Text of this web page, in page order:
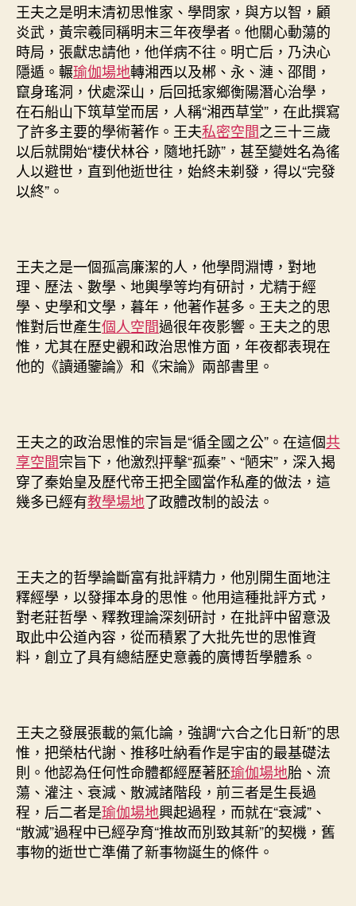
王夫之是明末清初思惟家、學問家，與方以智，顧
炎武，黃宗羲同稱明末三年夜學者。他關心動蕩的
時局，張獻忠請他，他佯病不往。明亡后，乃決心
隱遁。輾瑜伽場地轉湘西以及郴、永、漣、邵間，
竄身瑤洞，伏處深山，后回抵家鄉衡陽潛心治學，
在石船山下筑草堂而居，人稱“湘西草堂”，在此撰寫
了許多主要的學術著作。王夫私密空間之三十三歲
以后就開始“棲伏林谷，隨地托跡”，甚至變姓名為徭
人以避世，直到他逝世往，始終未剃發，得以“完發
以終”。
王夫之是一個孤高廉潔的人，他學問淵博，對地
理、歷法、數學、地輿學等均有研討，尤精于經
學、史學和文學，暮年，他著作甚多。王夫之的思
惟對后世產生個人空間過很年夜影響。王夫之的思
惟，尤其在歷史觀和政治思惟方面，年夜都表現在
他的《讀通鑒論》和《宋論》兩部書里。
王夫之的政治思惟的宗旨是“循全國之公”。在這個共
享空間宗旨下，他激烈抨擊“孤秦”、“陋宋”，深入揭
穿了秦始皇及歷代帝王把全國當作私產的做法，這
幾多已經有教學場地了政體改制的設法。
王夫之的哲學論斷富有批評精力，他別開生面地注
釋經學，以發揮本身的思惟。他用這種批評方式，
對老莊哲學、釋教理論深刻研討，在批評中留意汲
取此中公道內容，從而積累了大批先世的思惟資
料，創立了具有總結歷史意義的廣博哲學體系。
王夫之發展張載的氣化論，強調“六合之化日新”的思
惟，把榮枯代謝、推移吐納看作是宇宙的最基礎法
則。他認為任何性命體都經歷著胚瑜伽場地胎、流
蕩、灌注、衰減、散滅諸階段，前三者是生長過
程，后二者是瑜伽場地興起過程，而就在“衰減”、
“散滅”過程中已經孕育“推故而別致其新”的契機，舊
事物的逝世亡準備了新事物誕生的條件。